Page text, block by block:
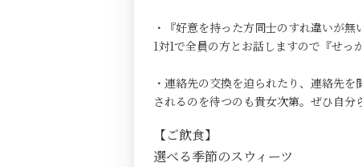
・『好意を持った方同士のすれ違いが無
1対1で全員の方とお話しますので『せっ
・連絡先の交換を迫られたり、連絡先
されるのを待つのも貴女次第。ぜひ自分
【ご飲食】
選べる季節のスウィーツ